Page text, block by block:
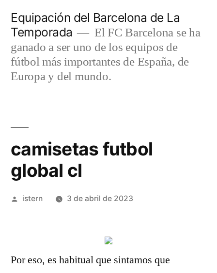
contenido
Equipación del Barcelona de La
Temporada
El FC Barcelona se ha
ganado a ser uno de los equipos de
fútbol más importantes de España, de
Europa y del mundo.
camisetas futbol
global cl
Publicado
istern 3 de abril de 2023
Por eso, es habitual que sintamos que